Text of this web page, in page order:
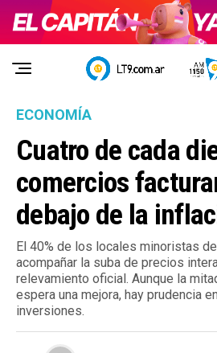
ECONOMÍA
Cuatro de cada
comercios
debajo de la
El 40% de los locales minoristas
acompañar la suba de precios
relevamiento oficial. Aunque la
espera una mejora, hay prudencia
inversiones.